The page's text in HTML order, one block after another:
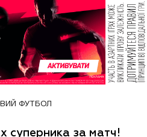
ФУТБОЛ
суперника за матч!